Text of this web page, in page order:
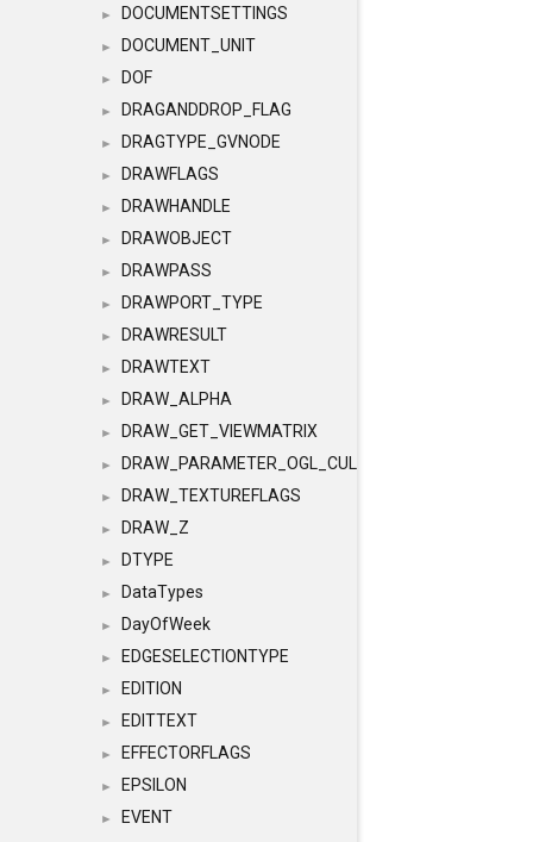
► DOCUMENTSETTINGS
► DOCUMENT_UNIT
► DOF
► DRAGANDDROP_FLAG
► DRAGTYPE_GVNODE
► DRAWFLAGS
► DRAWHANDLE
► DRAWOBJECT
► DRAWPASS
► DRAWPORT_TYPE
► DRAWRESULT
► DRAWTEXT
► DRAW_ALPHA
► DRAW_GET_VIEWMATRIX
► DRAW_PARAMETER_OGL_CULLING
► DRAW_TEXTUREFLAGS
► DRAW_Z
► DTYPE
► DataTypes
► DayOfWeek
► EDGESELECTIONTYPE
► EDITION
► EDITTEXT
► EFFECTORFLAGS
► EPSILON
►
EVENT